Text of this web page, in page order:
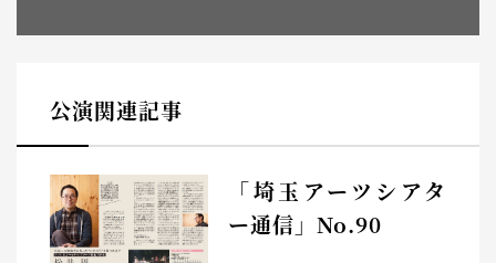
公演関連記事
「埼玉アーツシアタ
ー通信」No.90